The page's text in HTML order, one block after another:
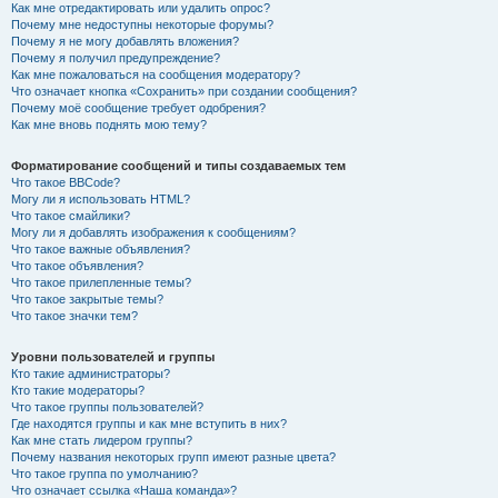
Как мне отредактировать или удалить опрос?
Почему мне недоступны некоторые форумы?
Почему я не могу добавлять вложения?
Почему я получил предупреждение?
Как мне пожаловаться на сообщения модератору?
Что означает кнопка «Сохранить» при создании сообщения?
Почему моё сообщение требует одобрения?
Как мне вновь поднять мою тему?
Форматирование сообщений и типы создаваемых тем
Что такое BBCode?
Могу ли я использовать HTML?
Что такое смайлики?
Могу ли я добавлять изображения к сообщениям?
Что такое важные объявления?
Что такое объявления?
Что такое прилепленные темы?
Что такое закрытые темы?
Что такое значки тем?
Уровни пользователей и группы
Кто такие администраторы?
Кто такие модераторы?
Что такое группы пользователей?
Где находятся группы и как мне вступить в них?
Как мне стать лидером группы?
Почему названия некоторых групп имеют разные цвета?
Что такое группа по умолчанию?
Что означает ссылка «Наша команда»?